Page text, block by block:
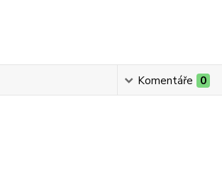
Komentáře 0